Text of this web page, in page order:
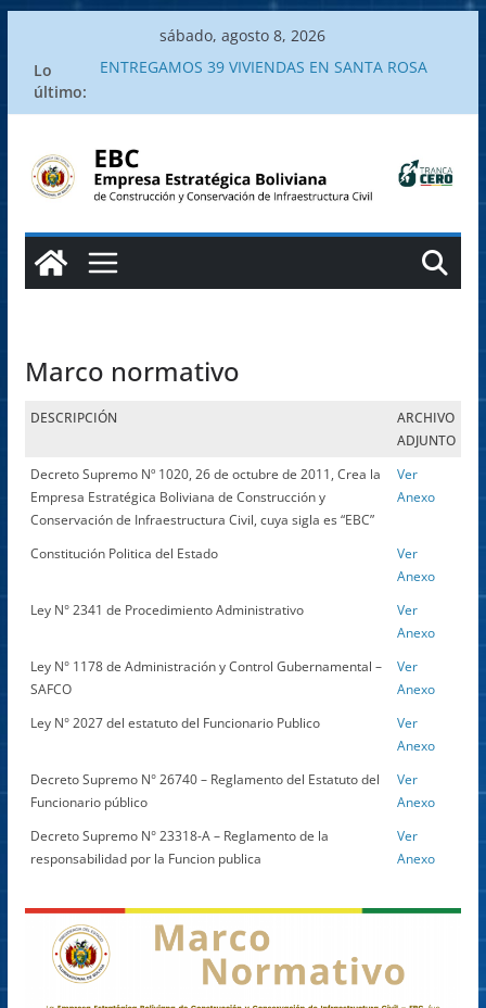
contenido
sábado, agosto 8, 2026
Lo
último:
ENTREGAMOS 39 VIVIENDAS EN SANTA ROSA
Gobierno entrega enlosetado urbano en Yotaú,
Gobierno entrega obra de enlosetado urbano
en la comunidad de Yotaú, municipio El Puente
Entrega de viviendas en Santa Rosa del Sara
Gobierno Nacional entrega viviendas en Santa
Rosa del Sara y recibe reconocimiento del
Alcalde
Marco normativo
DESCRIPCIÓN
ARCHIVO
ADJUNTO
Decreto Supremo Nº 1020, 26 de octubre de 2011, Crea la
Empresa Estratégica Boliviana de Construcción y
Conservación de Infraestructura Civil, cuya sigla es “EBC”
Ver
Anexo
Constitución Politica del Estado
Ver
Anexo
Ley N° 2341 de Procedimiento Administrativo
Ver
Anexo
Ley N° 1178 de Administración y Control Gubernamental –
SAFCO
Ver
Anexo
Ley N° 2027 del estatuto del Funcionario Publico
Ver
Anexo
Decreto Supremo N° 26740 – Reglamento del Estatuto del
Funcionario público
Ver
Anexo
Decreto Supremo N° 23318-A – Reglamento de la
responsabilidad por la Funcion publica
Ver
Anexo